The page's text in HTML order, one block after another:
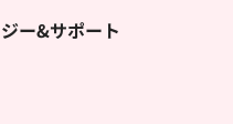
ー&サポート